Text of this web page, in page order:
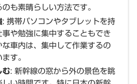
も素晴らしい方法です。
: 携帯パソコンやタブレットを持
事や勉強に集中することもでき
な車内は、集中して作業するの
す。
む: 新幹線の窓から外の景色を眺